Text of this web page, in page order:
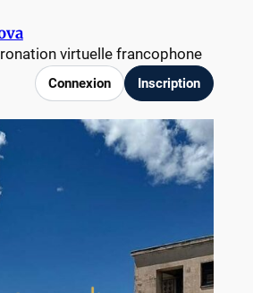
virtuelle francophone
Connexion Inscription